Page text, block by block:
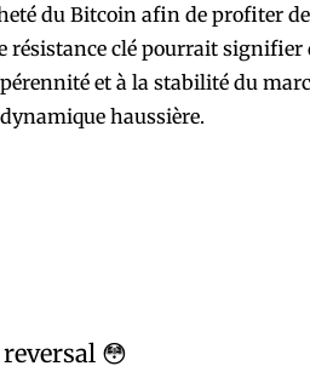
du Bitcoin afin de profiter
résistance clé pourrait
et à la stabilité du
haussière.
😳